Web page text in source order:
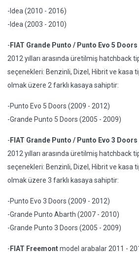
-Idea (2010 - 2016)
-Idea (2003 - 2010)
- FIAT Grande Punto / Punto Evo 5 Doors
2012 yılları arasında üretilmiş hatchback
seçenekleri: Benzinli, Dizel, Hibrit ve kasa
olmak üzere 2 farklı kasaya sahiptir:
-Punto Evo 5 Doors (2009 - 2012)
-Grande Punto 5 Doors (2005 - 2009)
- FIAT Grande Punto / Punto Evo 3 Doors
2012 yılları arasında üretilmiş hatchback
seçenekleri: Benzinli, Dizel, Hibrit ve kasa
olmak üzere 3 farklı kasaya sahiptir:
-Punto Evo 3 Doors (2009 - 2012)
-Grande Punto Abarth (2007 - 2010)
-Grande Punto 3 Doors (2005 - 2009)
- FIAT Freemontmodel arabalar 2011 -